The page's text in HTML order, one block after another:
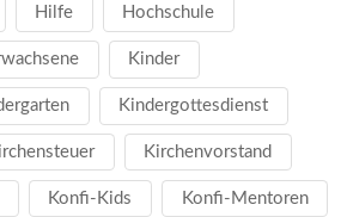
Hilfe Hochschule
Kinder
Kindergottesdienst
Kirchenvorstand
Konfi-Kids Konfi-Mentoren